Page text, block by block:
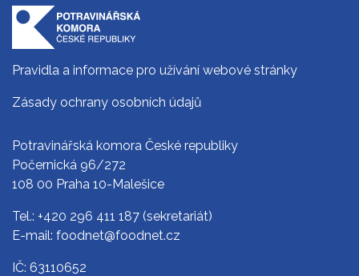
Pravidla a informace pro užívání webové stránky
Zásady ochrany osobních údajů
Potravinářská komora České republiky
Počernická 96/272
108 00 Praha 10-Malešice
Tel.: +420 296 411 187 (sekretariát)
E-mail: foodnet@foodnet.cz
IČ: 63110652